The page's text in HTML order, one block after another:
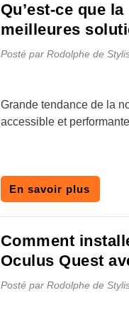
Qu’est-ce que
meilleures
Posté par Rodolphe de
Grande tendance de la
accessible et
En savoir plus
Comment
Oculus Quest
Posté par Rodolphe de